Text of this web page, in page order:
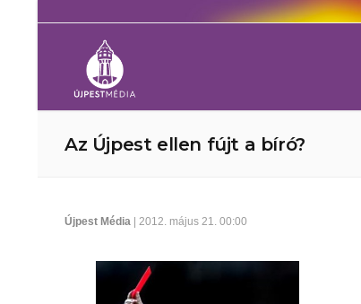
Az Újpest ellen fújt a bíró?
Újpest Média | 2012. május 21. 00:00